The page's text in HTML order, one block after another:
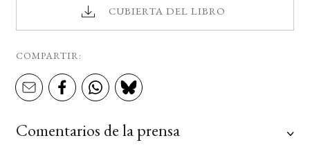
CUBIERTA DEL LIBRO
COMPARTIR:
Comentarios de la prensa